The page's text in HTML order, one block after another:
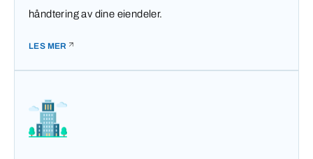
håndtering av dine eiendeler.
LES MER